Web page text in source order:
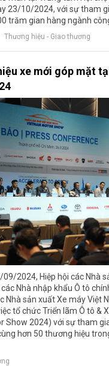
23/10/2024, với sự tham
trăm gian hàng ngành
Thương hiệu - Giao thương
xe mới góp mặt
09/2024, Hiệp hội các Nhà
Nhà nhập khẩu Ô tô
Nhà sản xuất Xe máy Việt
tổ chức Triển lãm Ô tô &
Show 2024) với sự tham
hơn 50 thương hiệu